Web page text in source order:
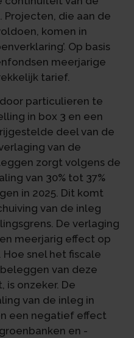
die aan de
komen in
Op basis
meerjarige
tarief.
particulieren te
in box 3 en een
deel van de
van de
zorgt volgens de
van 30% tot 37%
in 2025. Dit komt
van de inleg
De verlaging
meerjarig effect op
snel het fiscale
van deze
onzeker. De
van de inleg in
een negatief effect
en -